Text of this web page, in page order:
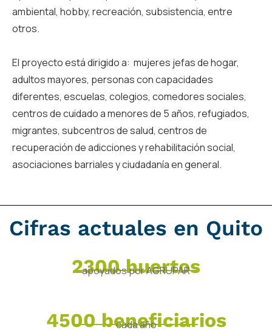
ambiental, hobby, recreación, subsistencia, entre
otros.
El proyecto está dirigido a: mujeres jefas de hogar,
adultos mayores, personas con capacidades
diferentes, escuelas, colegios, comedores sociales,
centros de cuidado a menores de 5 años, refugiados,
migrantes, subcentros de salud, centros de
recuperación de adicciones y rehabilitación social,
asociaciones barriales y ciudadanía en general.
Cifras actuales en Quito
2300 huertos
apoyados por AGRUPAR
4500 beneficiarios
cada año